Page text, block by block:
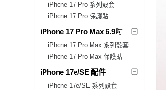
iPhone 17 Pro 系列殼套
iPhone 17 Pro 保護貼
iPhone 17 Pro Max 6.9吋
iPhone 17 Pro Max 系列殼套
iPhone 17 Pro Max 保護貼
iPhone 17e/SE 配件
iPhone 17e/SE 系列殼套